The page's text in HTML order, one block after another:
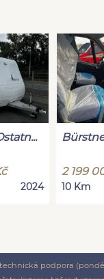
2024
2 199
10 Km
technická podpora